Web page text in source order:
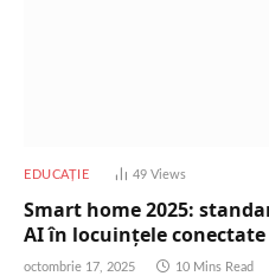
EDUCAȚIE 49Views
Smart home 2025:
AI în locuinţele conectate
octombrie 17, 2025 10 Mins Read